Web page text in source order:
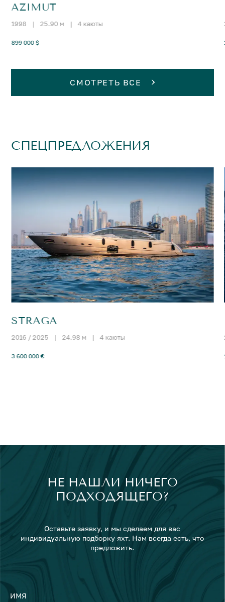
AZIMUT
1998 | 25.90 м | 4 каюты
899 000 $
СМОТРЕТЬ ВСЕ
СПЕЦПРЕДЛОЖЕНИЯ
STRAGA
2016 / 2025 | 24.98 м | 4 каюты
3 600 000 €
НЕ НАШЛИ НИЧЕГО
ПОДХОДЯЩЕГО?
Оставьте заявку, и мы сделаем для вас
индивидуальную подборку яхт. Нам всегда есть, что
предложить.
ИМЯ